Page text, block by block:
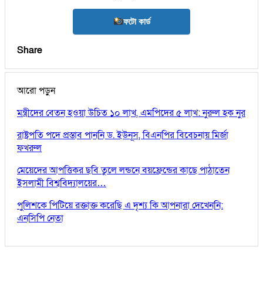
ফটো কার্ড
Share
আরো পড়ুন
মন্ত্রীদের বেতন হওয়া উচিত ১০ লাখ, এমপিদের ৫ লাখ: নুরুল হক নুর
রাষ্ট্রপতি পদে প্রস্তাব পাননি ড. ইউনূস, বিএনপির বিবেচনায় মির্জা
ফখরুল
মেয়েদের আপত্তিকর ছবি তুলে লন্ডনে বয়ফ্রেন্ডের কাছে পাঠাতেন
ইসলামী বিশ্ববিদ্যালয়ের…
পুলিশকে পিটিয়ে রক্তাক্ত করেছি এ দৃশ্য কি আপনারা দেখেননি:
এনসিপি নেতা